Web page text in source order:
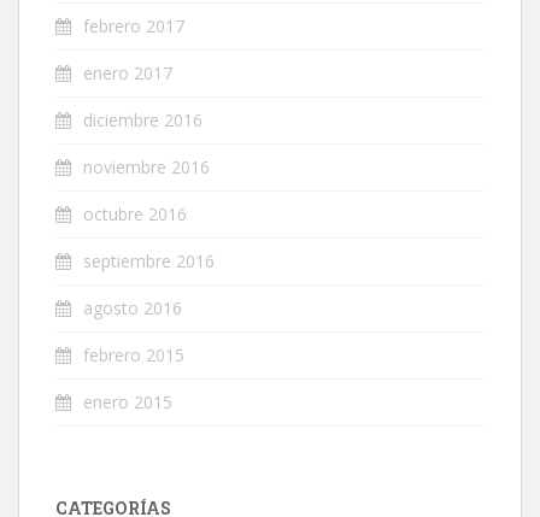
febrero 2017
enero 2017
diciembre 2016
noviembre 2016
octubre 2016
septiembre 2016
agosto 2016
febrero 2015
enero 2015
CATEGORÍAS